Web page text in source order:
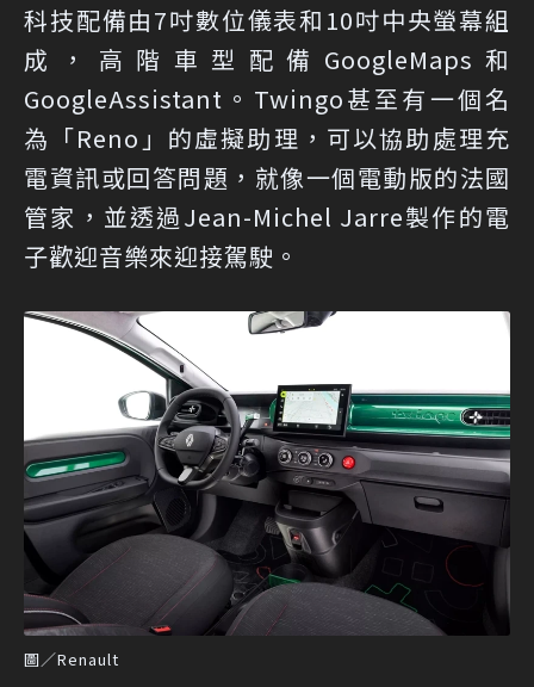
科技配備由7吋數位儀表和10吋中央螢幕組
成，高階車型配備GoogleMaps和
GoogleAssistant。Twingo甚至有一個名
為「Reno」的虛擬助理，可以協助處理充
電資訊或回答問題，就像一個電動版的法國
管家，並透過Jean-Michel Jarre製作的電
子歡迎音樂來迎接駕駛。
圖／Renault